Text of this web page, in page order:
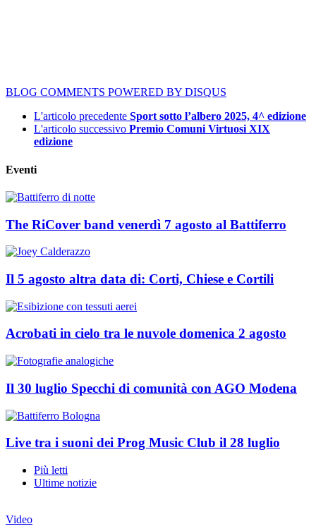
BLOG COMMENTS POWERED BY DISQUS
L'articolo precedente Sport sotto l’albero 2025, 4^ edizione
L'articolo successivo Premio Comuni Virtuosi XIX
edizione
Eventi
The RiCover band venerdì 7 agosto al Battiferro
Il 5 agosto altra data di: Corti, Chiese e Cortili
Acrobati in cielo tra le nuvole domenica 2 agosto
Il 30 luglio Specchi di comunità con AGO Modena
Live tra i suoni dei Prog Music Club il 28 luglio
Più letti
Ultime notizie
Video